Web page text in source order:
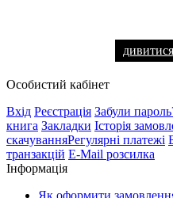
Особистий кабінет
Вхід Реєстрація Забули
книга Закладки Історія
скачуванняРегулярні платежі
транзакцій E-Mail розсилка
Інформація
Як оформити